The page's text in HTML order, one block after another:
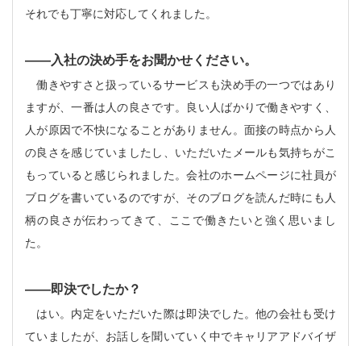
それでも丁寧に対応してくれました。
――入社の決め手をお聞かせください。
働きやすさと扱っているサービスも決め手の一つではあり
ますが、一番は人の良さです。良い人ばかりで働きやすく、
人が原因で不快になることがありません。面接の時点から人
の良さを感じていましたし、いただいたメールも気持ちがこ
もっていると感じられました。会社のホームページに社員が
ブログを書いているのですが、そのブログを読んだ時にも人
柄の良さが伝わってきて、ここで働きたいと強く思いまし
た。
――即決でしたか？
はい。内定をいただいた際は即決でした。他の会社も受け
ていましたが、お話しを聞いていく中でキャリアアドバイザ